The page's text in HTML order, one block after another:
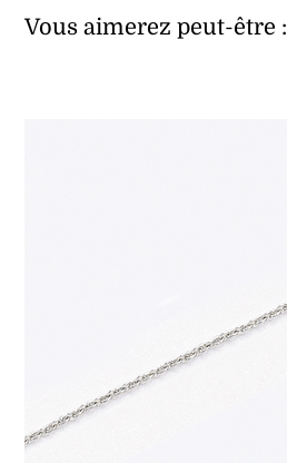
Vous aimerez peut-être :